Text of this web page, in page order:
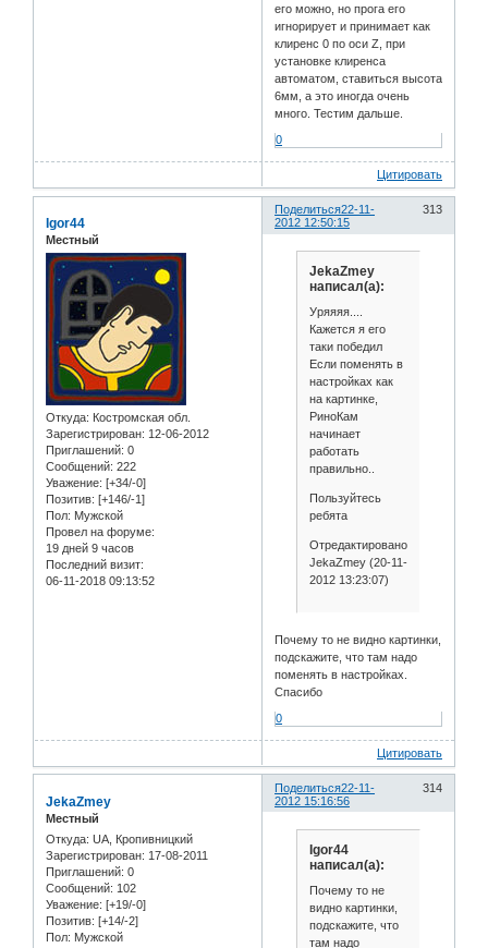
его можно, но прога его
игнорирует и принимает как
клиренс 0 по оси Z, при
установке клиренса
автоматом, ставиться высота
6мм, а это иногда очень
много. Тестим дальше.
0
Цитировать
Поделиться 313
22-11-
2012 12:50:15
Igor44
Местный
Откуда: Костромская обл.
Зарегистрирован: 12-06-2012
Приглашений: 0
Сообщений: 222
Уважение: [+34/-0]
Позитив: [+146/-1]
Пол: Мужской
Провел на форуме:
19 дней 9 часов
Последний визит:
06-11-2018 09:13:52
JekaZmey
написал(а):
Уряяяя....
Кажется я его
таки победил
Если поменять в
настройках как
на картинке,
РиноКам
начинает
работать
правильно..
Пользуйтесь
ребята
Отредактировано
JekaZmey (20-11-
2012 13:23:07)
Почему то не видно картинки,
подскажите, что там надо
поменять в настройках.
Спасибо
0
Цитировать
Поделиться 314
22-11-
2012 15:16:56
JekaZmey
Местный
Откуда: UA, Кропивницкий
Зарегистрирован: 17-08-2011
Приглашений: 0
Сообщений: 102
Уважение: [+19/-0]
Позитив: [+14/-2]
Пол: Мужской
Igor44
написал(а):
Почему то не
видно картинки,
подскажите, что
там надо